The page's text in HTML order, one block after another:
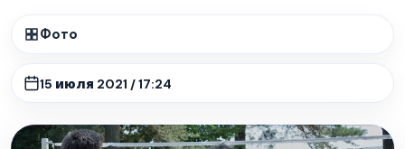
Фото
15 июля 2021 / 17:24